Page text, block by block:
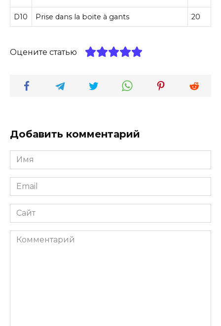
D10 Prise dans la boite à gants 20
Оцените статью
Добавить комментарий
Имя
*
Email
*
Сайт
Комментарий